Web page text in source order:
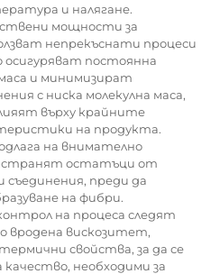
и налягане.
мощности за
непрекъснати процеси
осигуряват постоянна
и минимизират
с ниска молекулна маса,
върху крайните
на продукта.
на внимателно
остатъци от
преди да
на фибри.
на процеса следят
вродена вискозитет,
свойства, за да се
необходими за